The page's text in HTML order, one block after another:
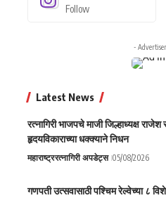
Follow
-
Latest News
रत्नागिरी भाजपचे माजी जिल्हाध्यक्ष
हृदयविकाराच्या धक्क्याने निधन
महाराष्ट्ररत्नागिरी अपडेट्स 05/08/2026
गणपती उत्सवासाठी पश्चिम रेल्वेच्या ८